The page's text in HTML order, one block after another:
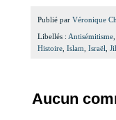
Publié par Véronique
Libellés : Antisémitisme,
Histoire, Islam, Israël,
Aucun